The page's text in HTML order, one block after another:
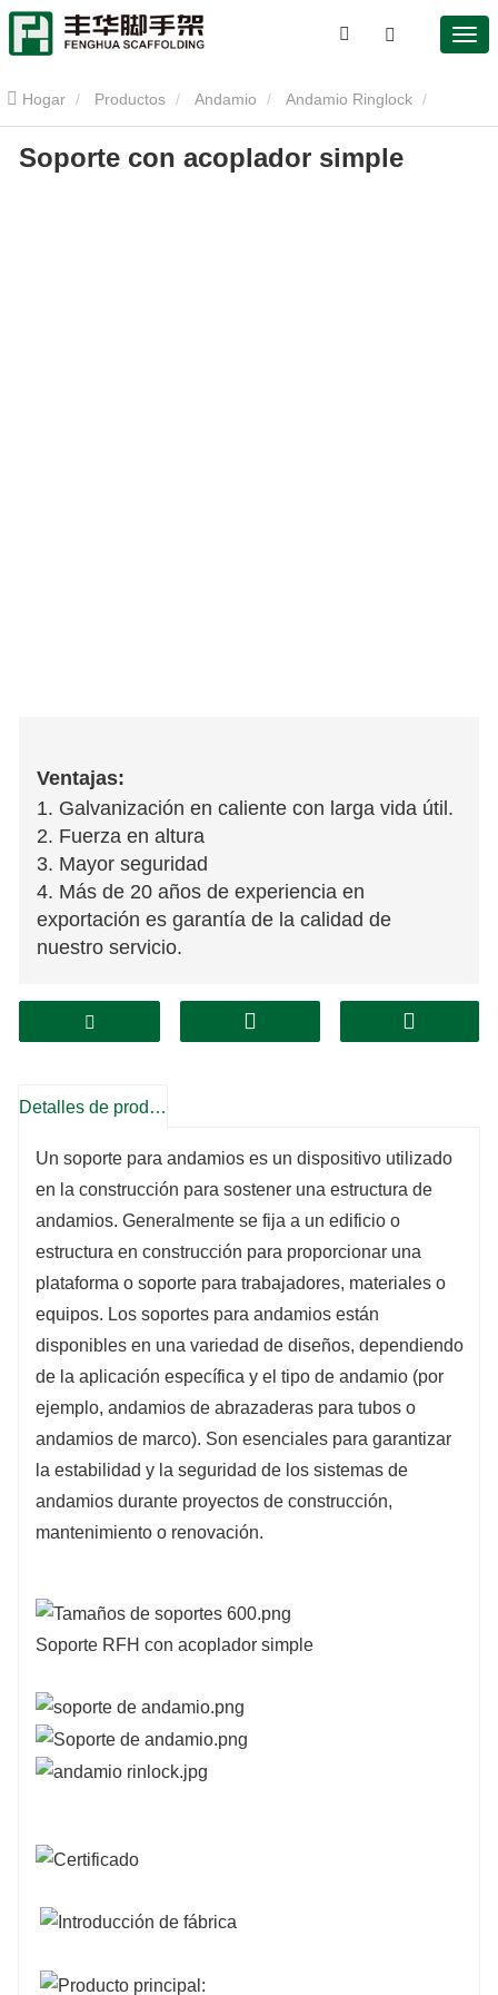
Hogar Productos Andamio Andamio Ringlock
Soporte con acoplador simple
Soporte con acoplador simple
Ventajas:
1. Galvanización en caliente con larga vida útil.
2. Fuerza en altura
3. Mayor seguridad
4. Más de 20 años de experiencia en
exportación es garantía de la calidad de
nuestro servicio.
Detalles de producto
Un soporte para andamios es un dispositivo utilizado
en la construcción para sostener una estructura de
andamios. Generalmente se fija a un edificio o
estructura en construcción para proporcionar una
plataforma o soporte para trabajadores, materiales o
equipos. Los soportes para andamios están
disponibles en una variedad de diseños, dependiendo
de la aplicación específica y el tipo de andamio (por
ejemplo, andamios de abrazaderas para tubos o
andamios de marco). Son esenciales para garantizar
la estabilidad y la seguridad de los sistemas de
andamios durante proyectos de construcción,
mantenimiento o renovación.
Soporte RFH con acoplador simple